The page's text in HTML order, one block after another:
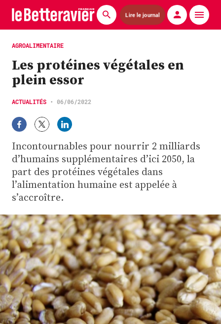
Lire le journal
Actualités
Économie
Agronomie
Matériels
La technique ITB
Pommes de terre
Guides pratiques
Chasse
Plus
Abonnez-vous
AGROALIMENTAIRE
Les protéines végétales en
plein essor
ACTUALITÉS • 06/06/2022
Incontournables pour nourrir 2 milliards
d’humains supplémentaires d’ici 2050, la
part des protéines végétales dans
l’alimentation humaine est appelée à
s’accroître.